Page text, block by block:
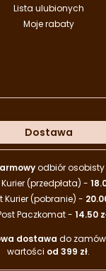
Lista ulubionych
Moje rabaty
Dostawa
odbiór osobisty
Kurier (przedpłata) -
Kurier (pobranie) -
Paczkomat - 14.50
dostawa do
wartości od 399 zł.